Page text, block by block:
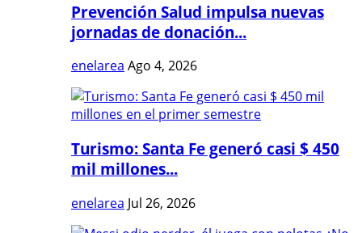
Prevención Salud impulsa nuevas
jornadas de donación...
enelarea Ago 4, 2026
Turismo: Santa Fe generó casi $ 450
mil millones...
enelarea Jul 26, 2026